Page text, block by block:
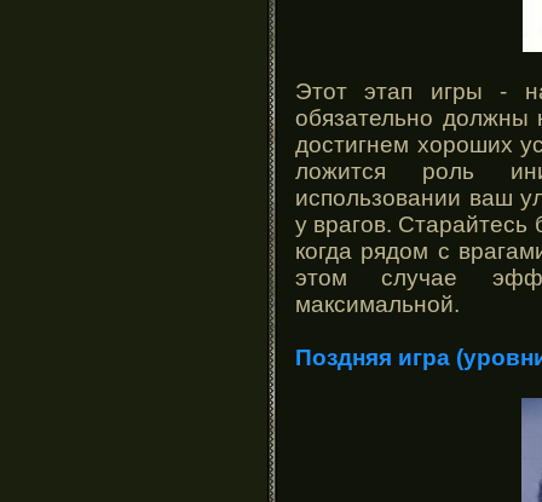
Этот этап игры -
обязательно должны
достигнем хороших
ложится роль
использовании ваш
у врагов. Старайтесь
когда рядом с
этом случае
максимальной.
Поздняя игра